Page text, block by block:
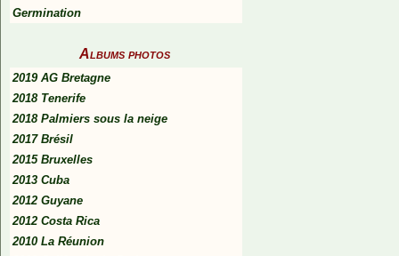
Germination
Albums photos
2019 AG Bretagne
2018 Tenerife
2018 Palmiers sous la neige
2017 Brésil
2015 Bruxelles
2013 Cuba
2012 Guyane
2012 Costa Rica
2010 La Réunion